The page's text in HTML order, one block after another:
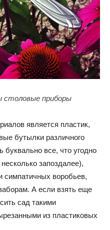
столовые приборы
является пластик,
бутылки различного
все, что угодно
запоздалее),
симпатичных воробьев,
А если взять еще
сад такими
из пластиковых